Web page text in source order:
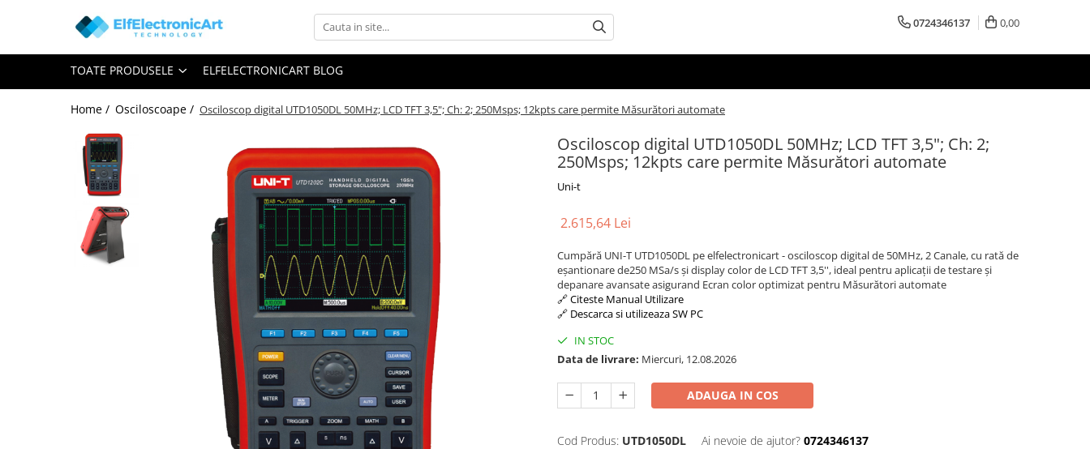
Toate Produsele
Audio
Instrumente de masura si control
Clesti Ampermetrici
Multimetre Digitale
Surse de alimentare
Termometre
0724346137 0,00
TOATE PRODUSELE ELFELECTRONICART BLOG
Home / Osciloscoape / Osciloscop digital UTD1050DL 50MHz; LCD TFT 3,5"; Ch: 2; 250Msps; 12kpts care permite Măsurători automate
Osciloscop digital UTD1050DL 50MHz; LCD TFT 3,5"; Ch: 2;
250Msps; 12kpts care permite Măsurători automate
Uni-t
2.615,64 Lei
Cumpără UNI-T UTD1050DL pe elfelectronicart - osciloscop digital de 50MHz, 2 Canale, cu rată de
eșantionare de250 MSa/s și display color de LCD TFT 3,5'', ideal pentru aplicații de testare și
depanare avansate asigurand Ecran color optimizat pentru Măsurători automate
🔗 Citeste Manual Utilizare
🔗 Descarca si utilizeaza SW PC
IN STOC
Data de livrare: Miercuri, 12.08.2026
ADAUGA IN COS
Cod Produs: UTD1050DL Ai nevoie de ajutor? 0724346137